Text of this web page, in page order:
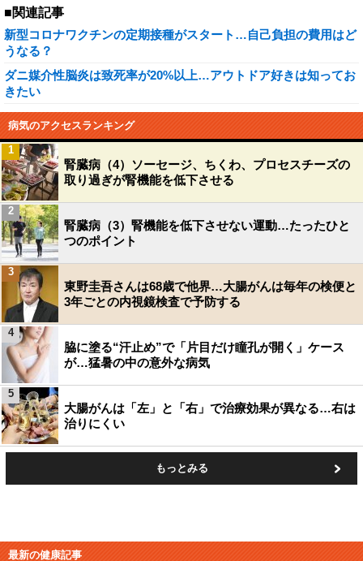
■関連記事
新型コロナワクチンの定期接種がスタート…自己負担の費用はど
うなる？
ダニ媒介性脳炎は致死率が20%以上…アウトドア好きは知ってお
きたい
病気のアクセスランキング
腎臓病（4）ソーセージ、ちくわ、プロセスチーズの
取り過ぎが腎機能を低下させる
1
腎臓病（3）腎機能を低下させない運動…たったひと
つのポイント
2
東野圭吾さんは68歳で他界…大腸がんは毎年の検便と
3年ごとの内視鏡検査で予防する
3
脇に塗る“汗止め”で「片目だけ瞳孔が開く」ケース
が…猛暑の中の意外な病気
4
大腸がんは「左」と「右」で治療効果が異なる…右は
治りにくい
5
もっとみる
最新の健康記事